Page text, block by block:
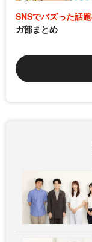
SNSでバズった話
ガ部まとめ